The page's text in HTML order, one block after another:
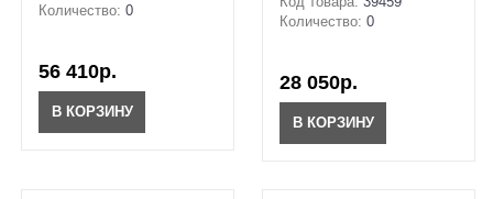
Количество: 0
56 410р.
В КОРЗИНУ
Количество: 0
28 050р.
В КОРЗИНУ